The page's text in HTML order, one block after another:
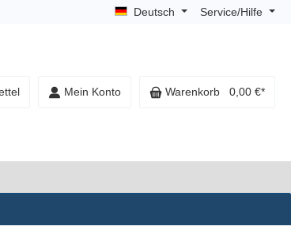
Deutsch Service/Hilfe
Mein Konto Warenkorb 0,00 €*